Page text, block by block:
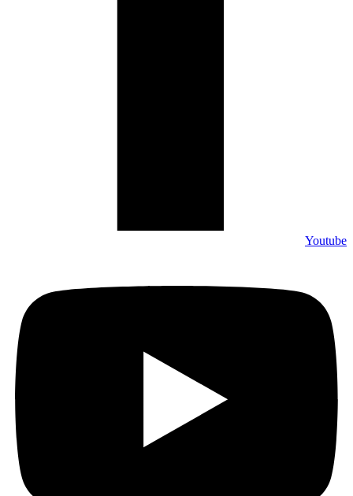
Youtube